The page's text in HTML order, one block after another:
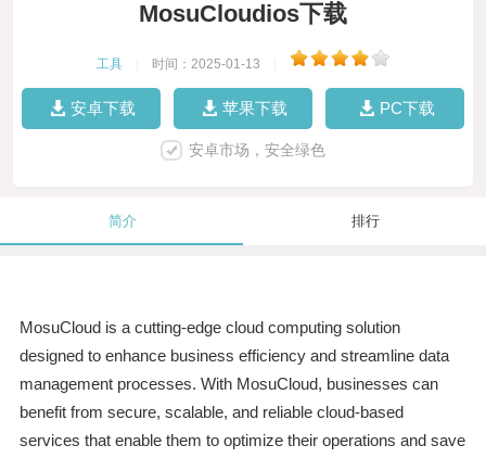
MosuCloudios下载
工具 时间：2025-01-13
安卓下载 苹果下载 PC下载
安卓市场，安全绿色
简介 排行
MosuCloud is a cutting-edge cloud computing solution
designed to enhance business efficiency and streamline data
management processes. With MosuCloud, businesses can
benefit from secure, scalable, and reliable cloud-based
services that enable them to optimize their operations and save